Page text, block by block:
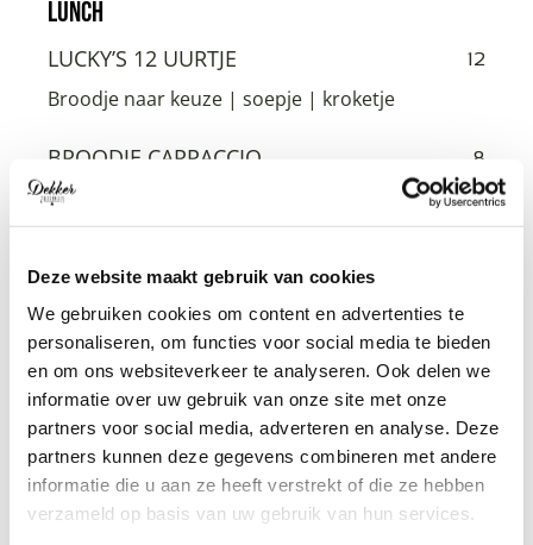
Deze website maakt gebruik van cookies
We gebruiken cookies om content en advertenties te
personaliseren, om functies voor social media te bieden
en om ons websiteverkeer te analyseren. Ook delen we
informatie over uw gebruik van onze site met onze
partners voor social media, adverteren en analyse. Deze
partners kunnen deze gegevens combineren met andere
informatie die u aan ze heeft verstrekt of die ze hebben
verzameld op basis van uw gebruik van hun services.
Lunch
LUCKY’S 12 UURTJE 12
Broodje naar keuze | soepje | kroketje
BROODJE CARPACCIO 8
Truffelmayonaise | parmezaanse kaas |
zongedroogde tomaat | pompoenpitten
BROODJE ZALM
Mesclun | ingelegde rode ui | frisse dressing
BROODJE CAPRESE 6.5
Tomaat | mozarella | basilicumpesto
BROODJE GEGRILDE GROENTEN 6.5
Groenten | mesclun | balsamico | pitten